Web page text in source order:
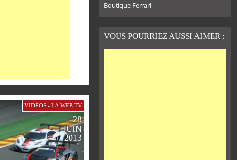
VIDÉOS - LA WEB TV
28
JUIN
2013
Boutique Ferrari
VOUS POURRIEZ AUSSI AIMER :